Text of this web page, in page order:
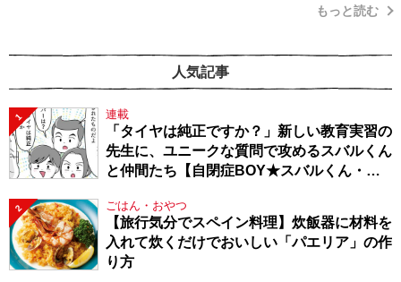
もっと読む
人気記事
1 連載
「タイヤは純正ですか？」新しい教育実習の
先生に、ユニークな質問で攻めるスバルくん
と仲間たち【自閉症BOY★スバルくん・
2 ごはん・おやつ
【旅行気分でスペイン料理】炊飯器に材料を
入れて炊くだけでおいしい「パエリア」の作
り方